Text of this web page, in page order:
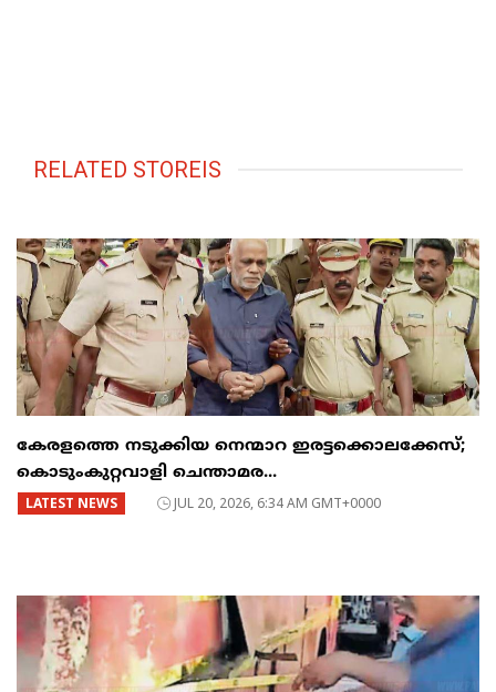
RELATED STOREIS
കേരളത്തെ നടുക്കിയ നെന്മാറ ഇരട്ടക്കൊലക്കേസ്;
കൊടുംകുറ്റവാളി ചെന്താമര...
LATEST NEWS JUL 20, 2026, 6:34 AM GMT+0000